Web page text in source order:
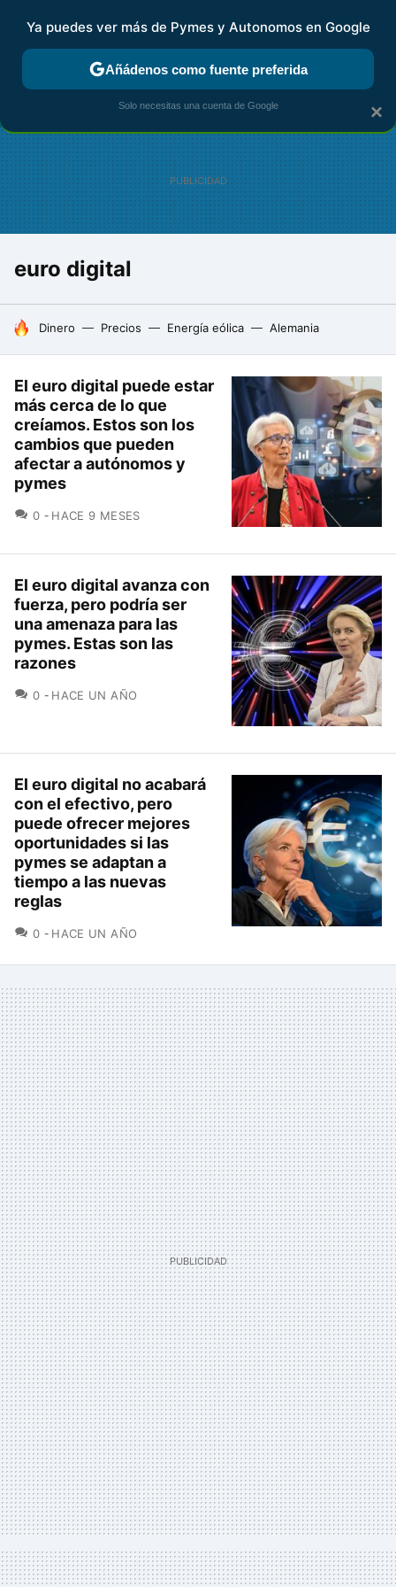
FISCALIDAD Y CONTABILIDAD KIT DIGITAL RENTA
euro digital
HOY SE HABLA DE
Dinero Precios Energía eólica Alemania
El euro digital puede estar
más cerca de lo que
creíamos. Estos son los
cambios que pueden
afectar a autónomos y
pymes
0 COMENTARIOS
HACE 9 MESES
El euro digital avanza con
fuerza, pero podría ser
una amenaza para las
pymes. Estas son las
razones
0 COMENTARIOS
HACE UN AÑO
El euro digital no acabará
con el efectivo, pero
puede ofrecer mejores
oportunidades si las
pymes se adaptan a
tiempo a las nuevas
reglas
0 COMENTARIOS
HACE UN AÑO
×
Ya puedes ver más de Pymes y Autonomos en Google
Añádenos como fuente preferida
Solo necesitas una cuenta de Google